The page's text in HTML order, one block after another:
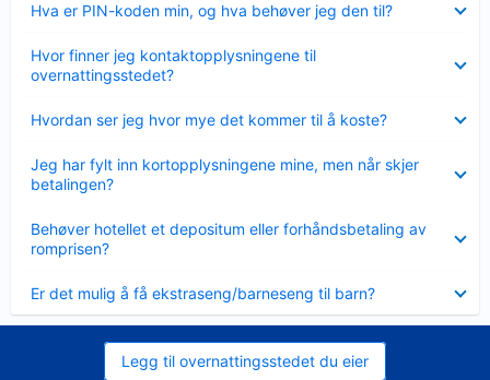
Hva er PIN-koden min, og hva behøver jeg den til?
mindre
Hvor finner jeg kontaktopplysningene til
overnattingsstedet?
mindre
Hvordan ser jeg hvor mye det kommer til å koste?
mindre
Jeg har fylt inn kortopplysningene mine, men når skjer
betalingen?
mindre
Behøver hotellet et depositum eller forhåndsbetaling av
romprisen?
mindre
Er det mulig å få ekstraseng/barneseng til barn?
mindre
Legg til overnattingsstedet du eier